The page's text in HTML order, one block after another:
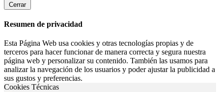
Cerrar
Resumen de privacidad
Esta Página Web usa cookies y otras tecnologías propias y de
terceros para hacer funcionar de manera correcta y segura nuestra
página web y personalizar su contenido. También las usamos para
analizar la navegación de los usuarios y poder ajustar la publicidad a
sus gustos y preferencias.
Cookies Técnicas